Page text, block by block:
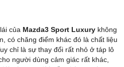
của Mazda3 Sport Luxury không
có chăng điểm khác đó là chất liệu
chỉ là sự thay đổi rất nhỏ ở táp lô
người dùng cảm giác rất khác,